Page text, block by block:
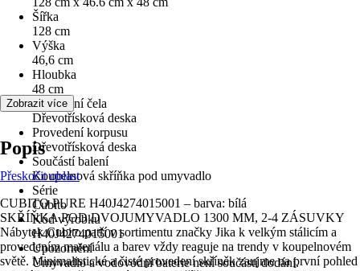
Šířka
128 cm
Výška
46,6 cm
Hloubka
48 cm
Provedení čela
Dřevotřísková deska
Provedení korpusu
Dřevotřísková deska
Součástí balení
Koupelnová skříňka pod umyvadlo
Série
Cubito
Kód výrobku
H40J4274015001
Upozornění
Umyvadlo a vodovodní baterie není součástí dodání.
Zobrazit více
Popis
Přeskočit oblast
CUBITO PURE H40J4274015001 – barva: bílá
SKŘÍŇKA POD DVOJUMYVADLO 1300 MM, 2-4 ZÁSUVKY
Nábytek Cubito patří v sortimentu značky Jika k velkým stálicím a
provedením materiálu a barev vždy reaguje na trendy v koupelnovém
světě. Minimalistické a čisté provedení skříněk zaujme na první pohled